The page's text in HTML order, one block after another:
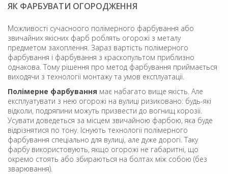
ЯК ФАРБУВАТИ ОГОРОДЖЕННЯ
Можливості сучасноого полімерного фарбування або
звичайних якісних фарб роблять огорожі з металу
предметом захоплення. Зараз вартість полімерного
фарбування і фарбування з краскопультом приблизно
однакова. Тому рішення про метод фарбування приймається
виходячи з технології монтажу та умов експлуатації.
Полімерне фарбування має набагато вище якість. Але
експлуатувати з нею огорожі на вулиці ризиковано: будь-які
відколи, подряпини можуть призвести до вогнищ корозії.
Усувати доведеться за місцем звичайною фарбою, яка буде
відрізнятися по тону. Існують технології полімерного
фарбування спеціально для вулиці, але дуже дорогі. Таку
фарбу використовують, якщо огорожі не габаритні, що
окремо стоять або збираються на болтах між собою (без
зварювання).